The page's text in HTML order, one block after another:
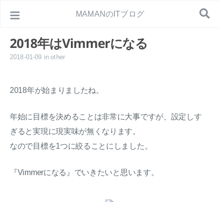
MAMANのITブログ
2018年はVimmerになる
2018-01-09 in other
2018年が始まりましたね。
年始に目標を決めることは非常に大事ですが、設定しす
ぎると実現に現実味が無くなります。
なので目標を1つに絞ることにしました。
『Vimmerになる』でいきたいと思います。